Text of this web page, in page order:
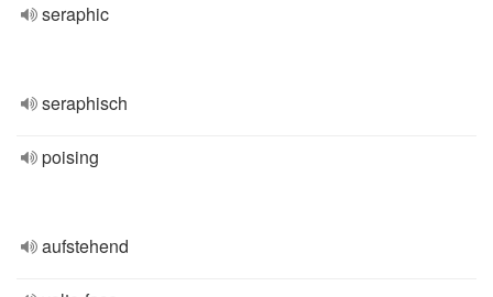
seraphic
seraphisch
poising
aufstehend